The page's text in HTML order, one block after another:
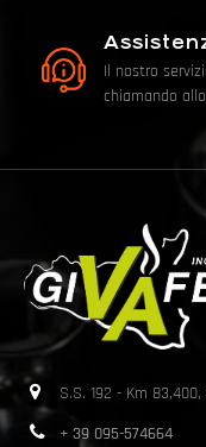
Il nostro
chiamando allo
S.S. 192 - Km 83,400,
+ 39 095-574664